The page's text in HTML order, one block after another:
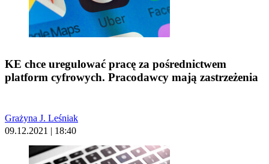
KE chce uregulować pracę za pośrednictwem
platform cyfrowych. Pracodawcy mają zastrzeżenia
Grażyna J. Leśniak
09.12.2021 | 18:40